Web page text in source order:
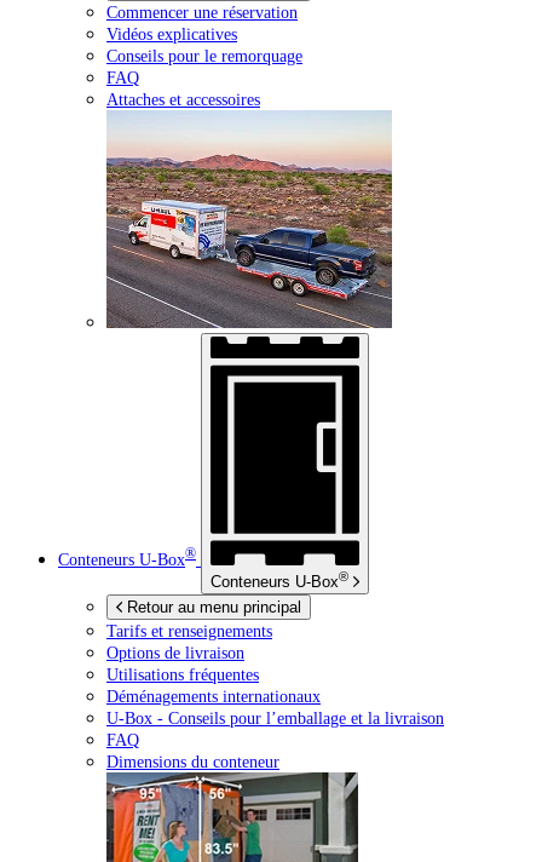
Commencer une réservation
Vidéos explicatives
Conseils pour le remorquage
FAQ
Attaches et accessoires
Conteneurs U-Box®
Conteneurs U-Box®
Retour au menu principal
Tarifs et renseignements
Options de livraison
Utilisations fréquentes
Déménagements internationaux
U-Box - Conseils pour l’emballage et la livraison
FAQ
Dimensions du conteneur